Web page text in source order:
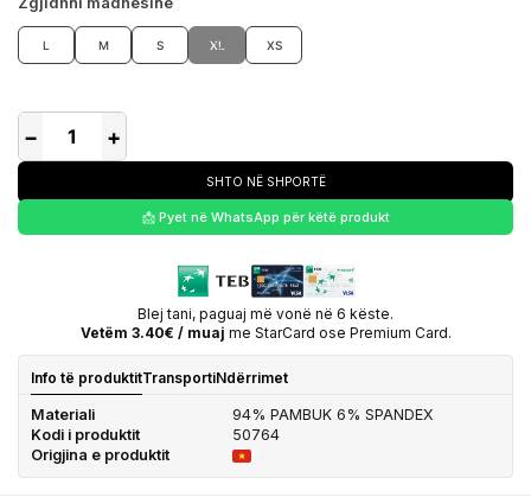
L M S XL XS
− +
SHTO NË SHPORTË
📩 Pyet në WhatsApp për këtë produkt
Blej tani, paguaj më vonë në 6 këste.
Vetëm 3.40€ / muaj me StarCard ose Premium Card.
Info të produktitTransportiNdërrimet
Materiali
94% PAMBUK 6% SPANDEX
Kodi i produktit
50764
Origjina e produktit